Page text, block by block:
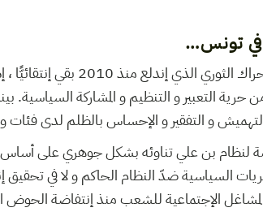
في تونس…
تعامل النخبة التونسية مع
حرية التعبير و التنظيم و المشاركة السياسية.
و التفقير و الإحساس بالظلم لدى
لنظام بن علي تناوئه بشكل جوهري على أساس
السياسية ضدّ النظام الحاكم و لا في تحقيق